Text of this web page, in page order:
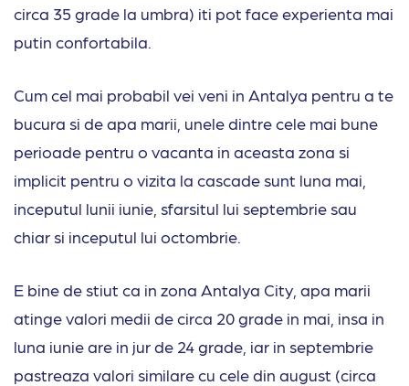
circa 35 grade la umbra) iti pot face experienta mai
putin confortabila.
Cum cel mai probabil vei veni in Antalya pentru a te
bucura si de apa marii, unele dintre cele mai bune
perioade pentru o vacanta in aceasta zona si
implicit pentru o vizita la cascade sunt luna mai,
inceputul lunii iunie, sfarsitul lui septembrie sau
chiar si inceputul lui octombrie.
E bine de stiut ca in zona Antalya City, apa marii
atinge valori medii de circa 20 grade in mai, insa in
luna iunie are in jur de 24 grade, iar in septembrie
pastreaza valori similare cu cele din august (circa